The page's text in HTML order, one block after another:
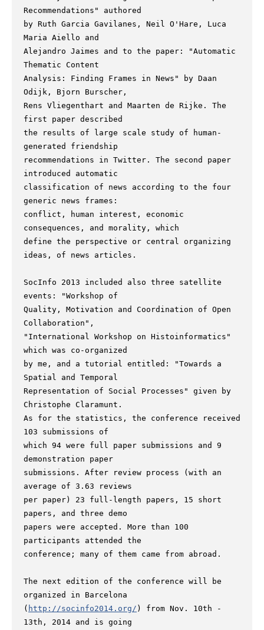
Recommendations" authored
by Ruth Garcia Gavilanes, Neil O'Hare, Luca
Maria Aiello and
Alejandro Jaimes and to the paper: "Automatic
Thematic Content
Analysis: Finding Frames in News" by Daan
Odijk, Bjorn Burscher,
Rens Vliegenthart and Maarten de Rijke. The
first paper described
the results of large scale study of human-
generated friendship
recommendations in Twitter. The second paper
introduced automatic
classification of news according to the four
generic news frames:
conflict, human interest, economic
consequences, and morality, which
define the perspective or central organizing
ideas, of news articles.
SocInfo 2013 included also three satellite
events: "Workshop of
Quality, Motivation and Coordination of Open
Collaboration",
"International Workshop on Histoinformatics"
which was co-organized
by me, and a tutorial entitled: "Towards a
Spatial and Temporal
Representation of Social Processes" given by
Christophe Claramunt.
As for the statistics, the conference received
103 submissions of
which 94 were full paper submissions and 9
demonstration paper
submissions. After review process (with an
average of 3.63 reviews
per paper) 23 full-length papers, 15 short
papers, and three demo
papers were accepted. More than 100
participants attended the
conference; many of them came from abroad.
The next edition of the conference will be
organized in Barcelona
( http://socinfo2014.org/ ) from Nov. 10th -
13th, 2014 and is going